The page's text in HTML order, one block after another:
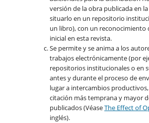
versión de la obra publicada en
situarlo en un repositorio
un libro), con un reconocimiento
inicial en esta revista.
Se permite y se anima a los
trabajos electrónicamente (por
repositorios institucionales o en
antes y durante el proceso de
lugar a intercambios
citación más temprana y mayor
publicados (VéaseThe Effect of
inglés).